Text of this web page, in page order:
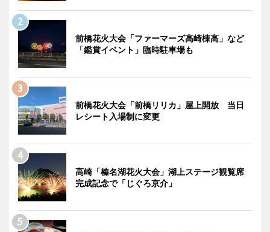
前橋花火大会「ファーマーズ高崎棟高」など
「鑑賞イベント」臨時駐車場も
前橋花火大会「前橋リリカ」屋上開放 当日
レシート入場制に変更
高崎「榛名湖花火大会」湖上ステージ観覧席
完成記念で「じぐろ京介」